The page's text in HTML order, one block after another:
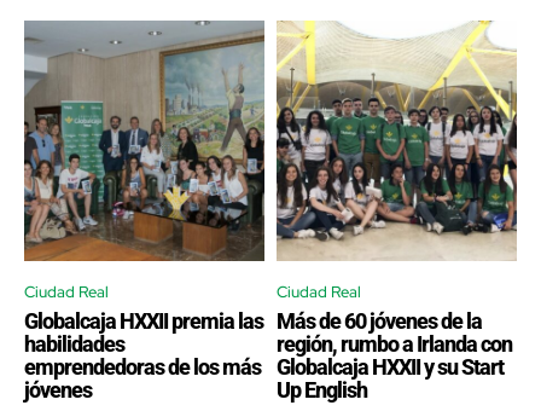
Ciudad Real
Globalcaja HXXII premia las
habilidades
emprendedoras de los más
jóvenes
Ciudad Real
Más de 60 jóvenes de la
región, rumbo a Irlanda con
Globalcaja HXXII y su Start
Up English